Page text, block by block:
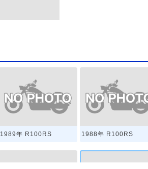
1989年 R100RS 1988年 R100RS